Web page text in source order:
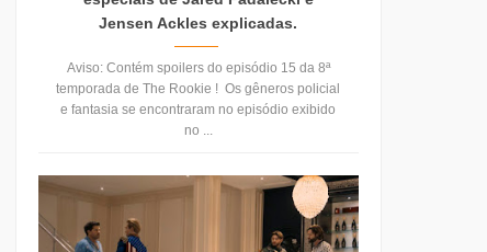
Jensen Ackles explicadas.
Aviso: Contém spoilers do episódio 15 da 8ª
temporada de The Rookie ! Os gêneros policial
e fantasia se encontraram no episódio exibido
no ...